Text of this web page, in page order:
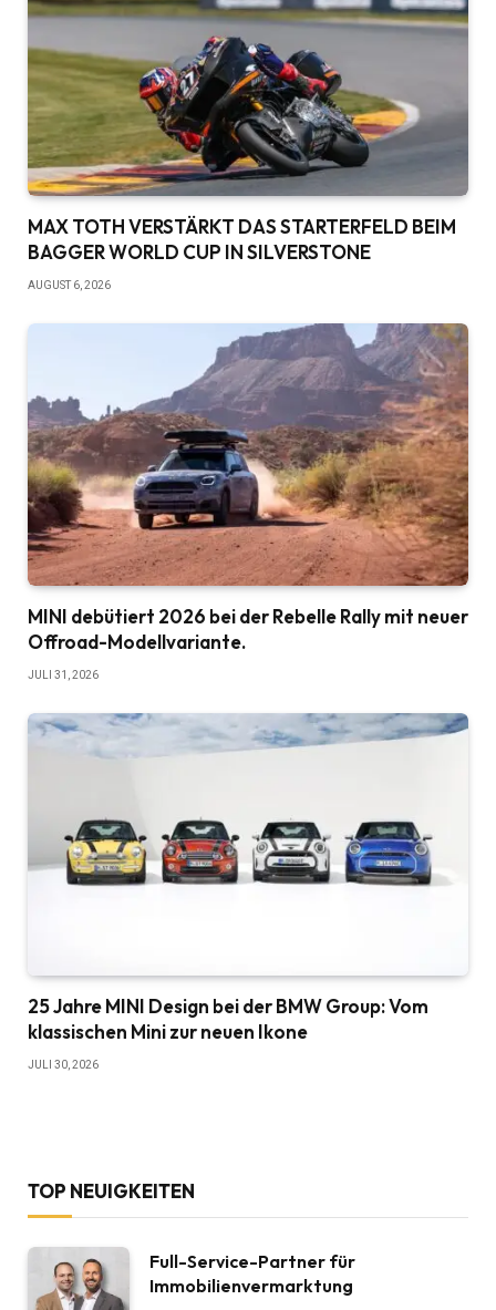
MAX TOTH VERSTÄRKT DAS STARTERFELD BEIM
BAGGER WORLD CUP IN SILVERSTONE
AUGUST 6, 2026
MINI debütiert 2026 bei der Rebelle Rally mit neuer
Offroad-Modellvariante.
JULI 31, 2026
25 Jahre MINI Design bei der BMW Group: Vom
klassischen Mini zur neuen Ikone
JULI 30, 2026
TOP NEUIGKEITEN
Full-Service-Partner für
Immobilienvermarktung